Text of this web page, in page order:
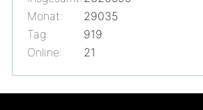
Online: 21
Monat:
29035
Tag:
919